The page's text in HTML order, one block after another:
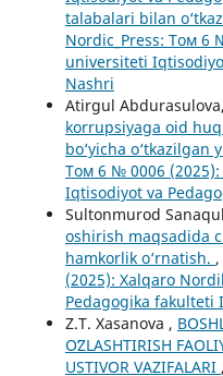
talabalari bilan
Nordic_Press: Том 6
universiteti
Nashri
Atirgul Abdurasulova,
korrupsiyaga oid
bo‘yicha o‘tkazilgan
Том 6 № 0006
Iqtisodiyot va
Sultonmurod
oshirish maqsadida
hamkorlik o‘rnatish. ,
(2025): Xalqaro
Pedagogika fakulteti
Z.T. Xasanova ,
OʻZLASHTIRISH
USTIVOR VAZIFALARI ,